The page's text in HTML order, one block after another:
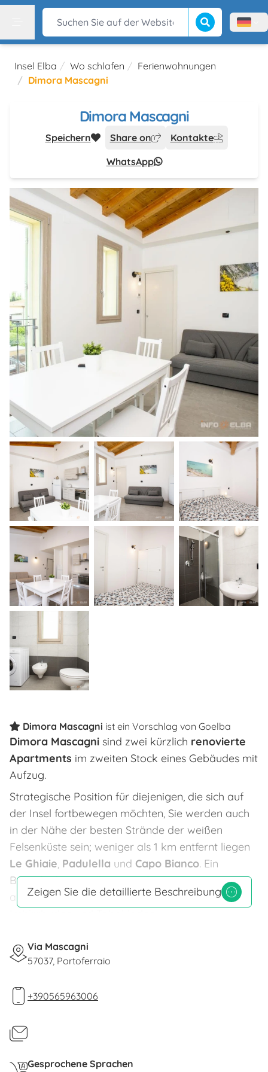
Suchen Sie auf der Website Suche beginnen
Menù
Insel Elba Wo schlafen
Ferienwohnungen
Dimora Mascagni
Dimora Mascagni
Speichern Share on
Kontakte
WhatsApp
Dimora Mascagni ist ein Vorschlag von Goelba
Dimora Mascagni sind zwei kürzlich renovierte
Apartments im zweiten Stock eines Gebäudes mit
Aufzug.
Strategische Position für diejenigen, die sich auf
der Insel fortbewegen möchten, Sie werden auch
in der Nähe der besten Strände der weißen
Felsenküste sein; weniger als 1 km entfernt liegen
Le Ghiaie, Padulella und Capo Bianco. Ein
Bereich, der mit allen Dienstleistungen
ausgestattet ist: Supermarkt, Bars und Pubs,
das Gebäude in umweltfreundlicher Bauweise
gebaut wurde, wobei die Verwendung natürlicher
Materialien mit Bautechniken integriert und
optimiert wurde, die zur Reduzierung der
verbrauchsarmes und gleichzeitig gesundes
Zeigen Sie die detaillierte Beschreibung
Via Mascagni
57037, Portoferraio
+390565963006
Gesprochene Sprachen